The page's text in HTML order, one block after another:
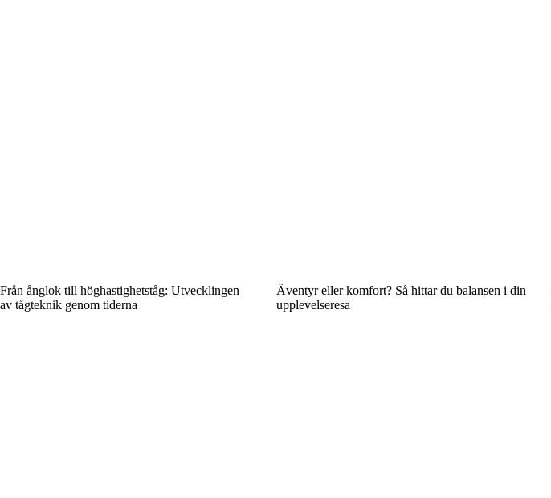
Från ånglok till höghastighetståg: Utvecklingen
av tågteknik genom tiderna
Äventyr eller komfort? Så hittar du balansen i din
upplevelseresa